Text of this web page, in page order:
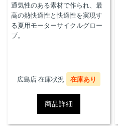
通気性のある素材で作られ、最
高の熱快適性と快適性を実現す
る夏用モーターサイクルグロー
ブ。
広島店 在庫状況 在庫あり
商品詳細